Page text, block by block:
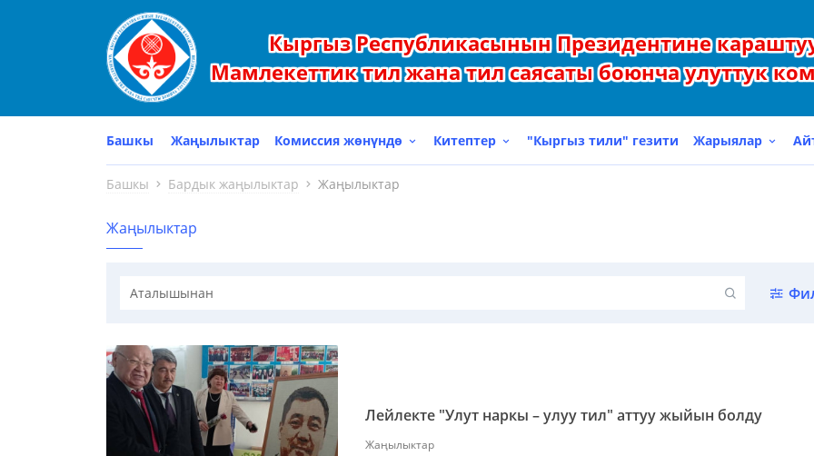
Кыргыз Республикасынын Президентине
Мамлекеттик тил жана тил саясаты боюнча улуттук
Башкы Жаңылыктар Комиссия жөнүндө Китептер "Кыргыз тили" гезити Жарыялар
Башкы Бардык жаңылыктар Жаңылыктар
Жаңылыктар
Лейлекте "Улут наркы – улуу тил" аттуу жыйын болду
Жаңылыктар